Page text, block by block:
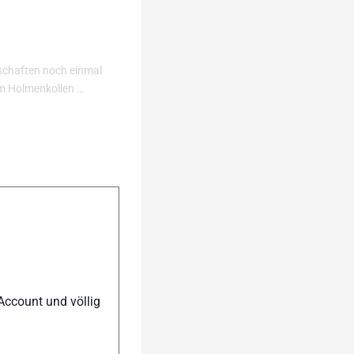
noch einmal
Holmenkollen …
und völlig